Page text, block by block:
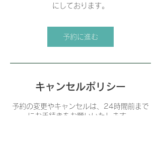
にしております。
予約に進む
キャンセルポリシー
予約の変更やキャンセルは、24時間前まで
にお手続きをお願いいたします。